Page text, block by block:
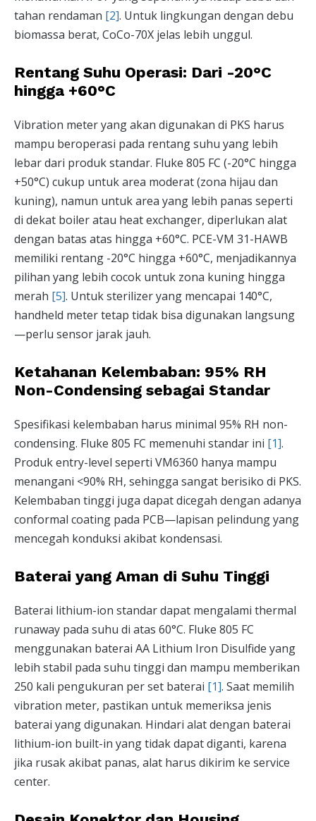
tahan rendaman [2]. Untuk lingkungan dengan debu
biomassa berat, CoCo-70X jelas lebih unggul.
Rentang Suhu Operasi: Dari -20°C
hingga +60°C
Vibration meter yang akan digunakan di PKS harus
mampu beroperasi pada rentang suhu yang lebih
lebar dari produk standar. Fluke 805 FC (-20°C hingga
+50°C) cukup untuk area moderat (zona hijau dan
kuning), namun untuk area yang lebih panas seperti
di dekat boiler atau heat exchanger, diperlukan alat
dengan batas atas hingga +60°C. PCE-VM 31-HAWB
memiliki rentang -20°C hingga +60°C, menjadikannya
pilihan yang lebih cocok untuk zona kuning hingga
merah [5]. Untuk sterilizer yang mencapai 140°C,
handheld meter tetap tidak bisa digunakan langsung
—perlu sensor jarak jauh.
Ketahanan Kelembaban: 95% RH
Non-Condensing sebagai Standar
Spesifikasi kelembaban harus minimal 95% RH non-
condensing. Fluke 805 FC memenuhi standar ini [1].
Produk entry-level seperti VM6360 hanya mampu
menangani <90% RH, sehingga sangat berisiko di PKS.
Kelembaban tinggi juga dapat dicegah dengan adanya
conformal coating pada PCB—lapisan pelindung yang
mencegah konduksi akibat kondensasi.
Baterai yang Aman di Suhu Tinggi
Baterai lithium-ion standar dapat mengalami thermal
runaway pada suhu di atas 60°C. Fluke 805 FC
menggunakan baterai AA Lithium Iron Disulfide yang
lebih stabil pada suhu tinggi dan mampu memberikan
250 kali pengukuran per set baterai [1]. Saat memilih
vibration meter, pastikan untuk memeriksa jenis
baterai yang digunakan. Hindari alat dengan baterai
lithium-ion built-in yang tidak dapat diganti, karena
jika rusak akibat panas, alat harus dikirim ke service
center.